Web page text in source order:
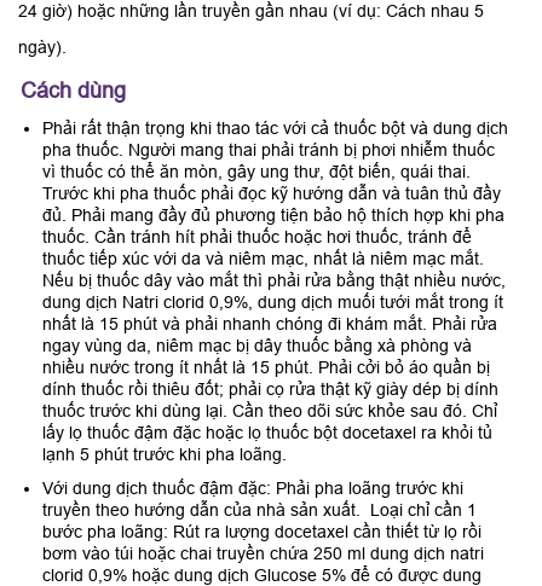
24 giờ) hoặc những lần truyền gần nhau (ví dụ: Cách nhau 5
ngày).
Cách dùng
Phải rất thận trọng khi thao tác với cả thuốc bột và dung dịch
pha thuốc. Người mang thai phải tránh bị phơi nhiễm thuốc
vì thuốc có thể ăn mòn, gây ung thư, đột biến, quái thai.
Trước khi pha thuốc phải đọc kỹ hướng dẫn và tuân thủ đầy
đủ. Phải mang đầy đủ phương tiện bảo hộ thích hợp khi pha
thuốc. Cần tránh hít phải thuốc hoặc hơi thuốc, tránh để
thuốc tiếp xúc với da và niêm mạc, nhất là niêm mạc mắt.
Nếu bị thuốc dây vào mắt thì phải rửa bằng thật nhiều nước,
dung dịch Natri clorid 0,9%, dung dịch muối tưới mắt trong ít
nhất là 15 phút và phải nhanh chóng đi khám mắt. Phải rửa
ngay vùng da, niêm mạc bị dây thuốc bằng xà phòng và
nhiều nước trong ít nhất là 15 phút. Phải cởi bỏ áo quần bị
dính thuốc rồi thiêu đốt; phải cọ rửa thật kỹ giày dép bị dính
thuốc trước khi dùng lại. Cần theo dõi sức khỏe sau đó. Chỉ
lấy lọ thuốc đậm đặc hoặc lọ thuốc bột docetaxel ra khỏi tủ
lạnh 5 phút trước khi pha loãng.
Với dung dịch thuốc đậm đặc: Phải pha loãng trước khi
truyền theo hướng dẫn của nhà sản xuất. Loại chỉ cần 1
bước pha loãng: Rút ra lượng docetaxel cần thiết từ lọ rồi
bơm vào túi hoặc chai truyền chứa 250 ml dung dịch natri
clorid 0,9% hoặc dung dịch Glucose 5% để có được dung